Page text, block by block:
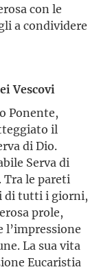
con le
a condividere
Vescovi
Ponente,
il
di Dio.
Serva di
Tra le pareti
di tutti i giorni,
prole,
l’impressione
La sua vita
Eucaristia